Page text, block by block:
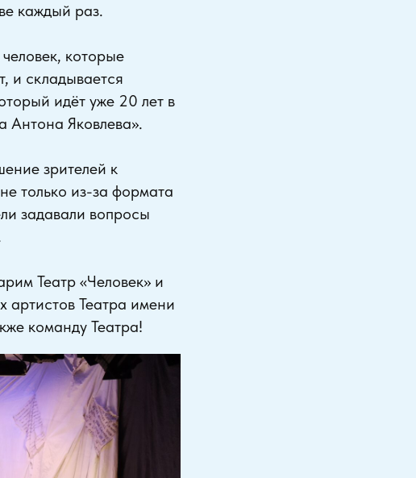
каждый раз.
которые
и складывается
идёт уже 20 лет в
Антона Яковлева».
зрителей к
только из-за формата
задавали вопросы
Театр «Человек» и
артистов Театра имени
команду Театра!